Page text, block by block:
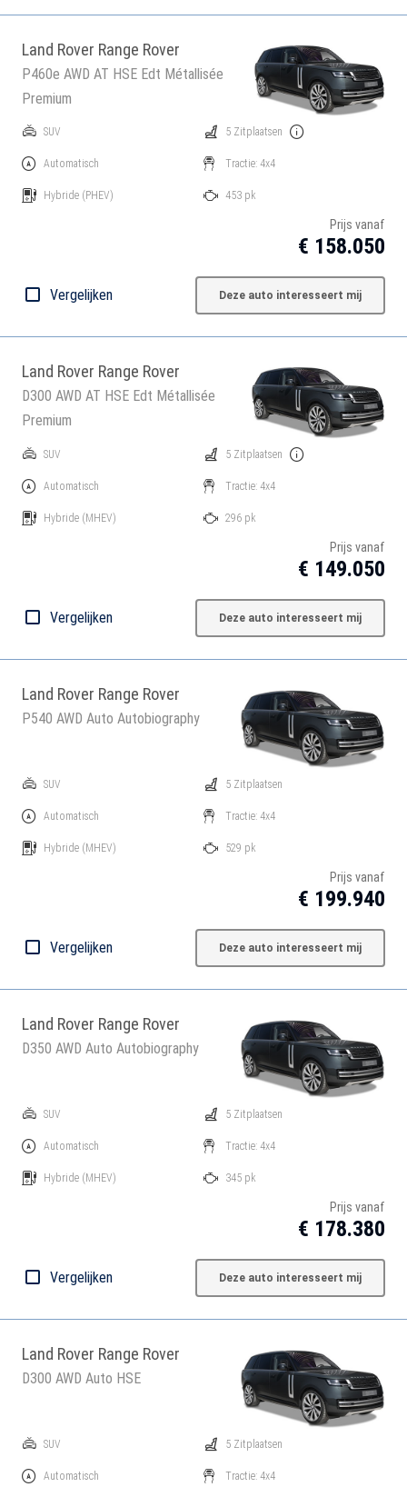
Land Rover Range Rover
P460e AWD AT HSE Edt Métallisée
Premium
SUV
Automatisch
Hybride (PHEV)
5 Zitplaatsen
Tractie: 4x4
453 pk
Prijs vanaf
€ 158.050
Vergelijken Deze auto interesseert mij
Land Rover Range Rover
D300 AWD AT HSE Edt Métallisée
Premium
SUV
Automatisch
Hybride (MHEV)
5 Zitplaatsen
Tractie: 4x4
296 pk
Prijs vanaf
€ 149.050
Vergelijken Deze auto interesseert mij
Land Rover Range Rover
P540 AWD Auto Autobiography
SUV
Automatisch
Hybride (MHEV)
5 Zitplaatsen
Tractie: 4x4
529 pk
Prijs vanaf
€ 199.940
Vergelijken Deze auto interesseert mij
Land Rover Range Rover
D350 AWD Auto Autobiography
SUV
Automatisch
Hybride (MHEV)
5 Zitplaatsen
Tractie: 4x4
345 pk
Prijs vanaf
€ 178.380
Vergelijken Deze auto interesseert mij
Land Rover Range Rover
D300 AWD Auto HSE
SUV
Automatisch
5 Zitplaatsen
Tractie: 4x4